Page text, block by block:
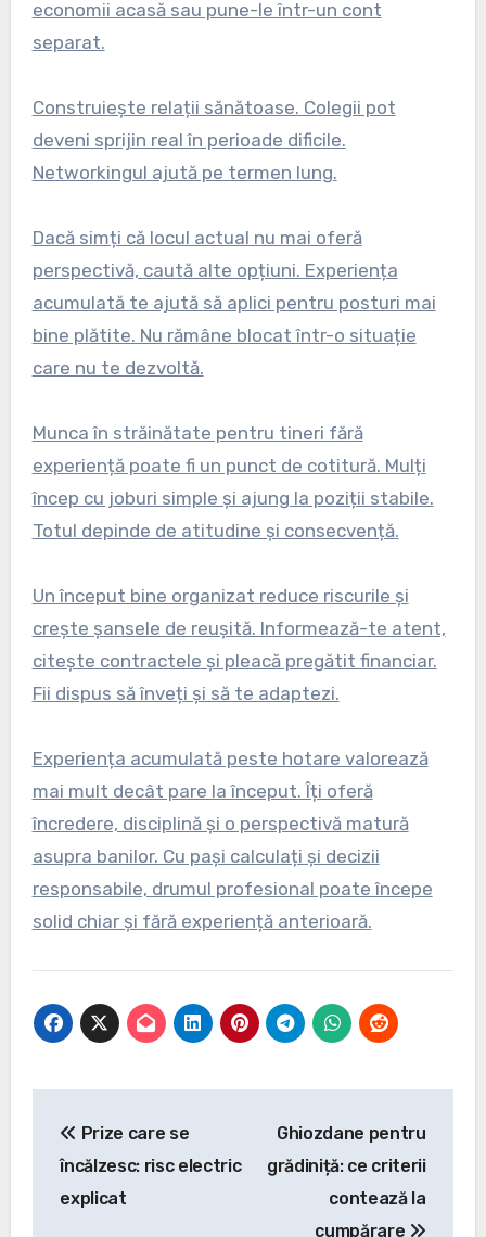
economii acasă sau pune-le într-un cont
separat.
Construiește relații sănătoase. Colegii pot
deveni sprijin real în perioade dificile.
Networkingul ajută pe termen lung.
Dacă simți că locul actual nu mai oferă
perspectivă, caută alte opțiuni. Experiența
acumulată te ajută să aplici pentru posturi mai
bine plătite. Nu rămâne blocat într-o situație
care nu te dezvoltă.
Munca în străinătate pentru tineri fără
experiență poate fi un punct de cotitură. Mulți
încep cu joburi simple și ajung la poziții stabile.
Totul depinde de atitudine și consecvență.
Un început bine organizat reduce riscurile și
crește șansele de reușită. Informează-te atent,
citește contractele și pleacă pregătit financiar.
Fii dispus să înveți și să te adaptezi.
Experiența acumulată peste hotare valorează
mai mult decât pare la început. Îți oferă
încredere, disciplină și o perspectivă matură
asupra banilor. Cu pași calculați și decizii
responsabile, drumul profesional poate începe
solid chiar și fără experiență anterioară.
în
articole
Prize care se
încălzesc: risc electric
explicat
Ghiozdane pentru
grădiniță: ce criterii
contează la
cumpărare